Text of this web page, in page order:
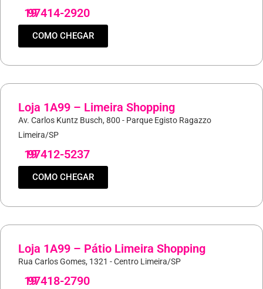
19
97414-2920
COMO CHEGAR
Loja 1A99 – Limeira Shopping
Av. Carlos Kuntz Busch, 800 - Parque Egisto Ragazzo
Limeira/SP
19
97412-5237
COMO CHEGAR
Loja 1A99 – Pátio Limeira Shopping
Rua Carlos Gomes, 1321 - Centro Limeira/SP
19
97418-2790